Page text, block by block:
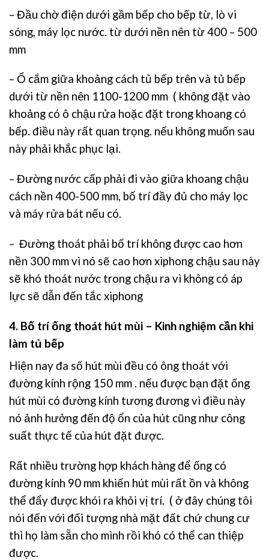
– Đầu chờ điện dưới gầm bếp cho bếp từ, lò vi
sóng, máy lọc nước. từ dưới nền nên từ 400 – 500
mm
– Ổ cắm giữa khoảng cách tủ bếp trên và tủ bếp
dưới từ nền nên 1100-1200 mm ( không đặt vào
khoảng có ô chậu rửa hoặc đặt trong khoang có
bếp. điều này rất quan trọng. nếu không muốn sau
này phải khắc phục lại.
– Đường nước cấp phải đi vào giữa khoang chậu
cách nền 400-500 mm, bố trí đầy đủ cho máy lọc
và máy rửa bát nếu có.
– Đường thoát phải bố trí không được cao hơn
nền 300 mm vì nó sẽ cao hơn xiphong chậu sau này
sẽ khó thoát nước trong chậu ra vì không có áp
lực sẽ dẫn đến tắc xiphong
4. Bố trí ống thoát hút mùi – Kinh nghiệm cần khi
làm tủ bếp
Hiện nay đa số hút mùi đều có ông thoát với
đường kính rộng 150 mm . nếu được bạn đặt ống
hút mùi có đường kính tương đương vì điều này
nó ảnh hưởng đến độ ổn của hút cũng như công
suất thực tế của hút đặt được.
Rất nhiều trường hợp khách hàng để ống có
đường kính 90 mm khiến hút mùi rất ồn và không
thể đẩy được khói ra khỏi vị trí. ( ở đây chúng tôi
nói đến với đối tượng nhà mặt đất chứ chung cư
thì họ làm sẵn cho mình rồi khó có thể can thiệp
được.